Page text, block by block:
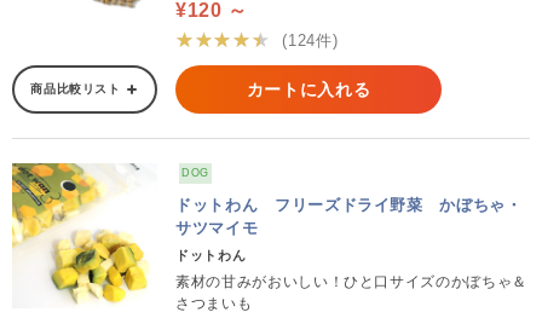
¥120 ～
★★★★★
(124件)
商品比較リスト カートに入れる
DOG
ドットわん フリーズドライ野菜 かぼちゃ・
サツマイモ
ドットわん
素材の甘みがおいしい！ひと口サイズのかぼちゃ＆
さつまいも